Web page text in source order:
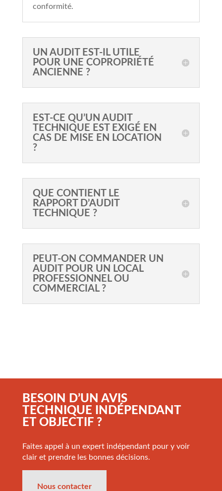
conformité.
UN AUDIT EST-IL UTILE
POUR UNE COPROPRIÉTÉ
ANCIENNE ?
EST-CE QU’UN AUDIT
TECHNIQUE EST EXIGÉ EN
CAS DE MISE EN LOCATION
?
QUE CONTIENT LE
RAPPORT D’AUDIT
TECHNIQUE ?
PEUT-ON COMMANDER UN
AUDIT POUR UN LOCAL
PROFESSIONNEL OU
COMMERCIAL ?
BESOIN D’UN AVIS
TECHNIQUE INDÉPENDANT
ET OBJECTIF ?
Faites appel à un expert indépendant pour y voir
clair et prendre les bonnes décisions.
Nous contacter